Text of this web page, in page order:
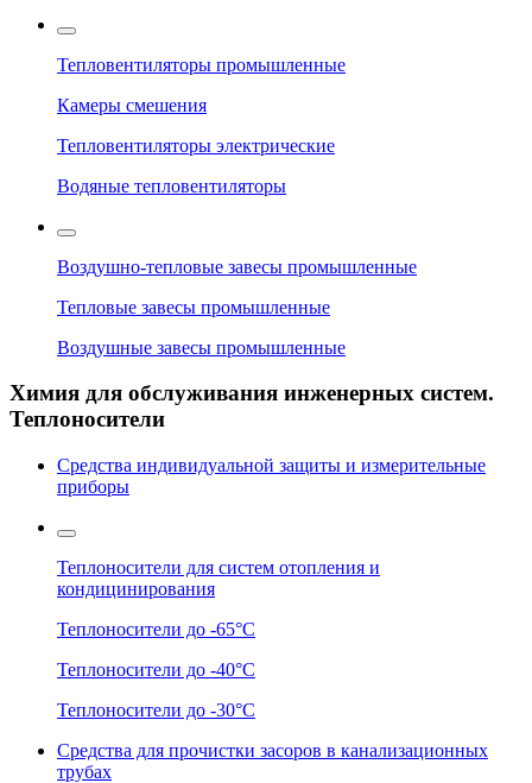
Тепловентиляторы промышленные
Камеры смешения
Тепловентиляторы электрические
Водяные тепловентиляторы
Воздушно-тепловые завесы промышленные
Тепловые завесы промышленные
Воздушные завесы промышленные
Химия для обслуживания инженерных систем.
Теплоносители
Средства индивидуальной защиты и измерительные
приборы
Теплоносители для систем отопления и
кондицинирования
Теплоносители до -65°C
Теплоносители до -40°C
Теплоносители до -30°C
Средства для прочистки засоров в канализационных
трубах